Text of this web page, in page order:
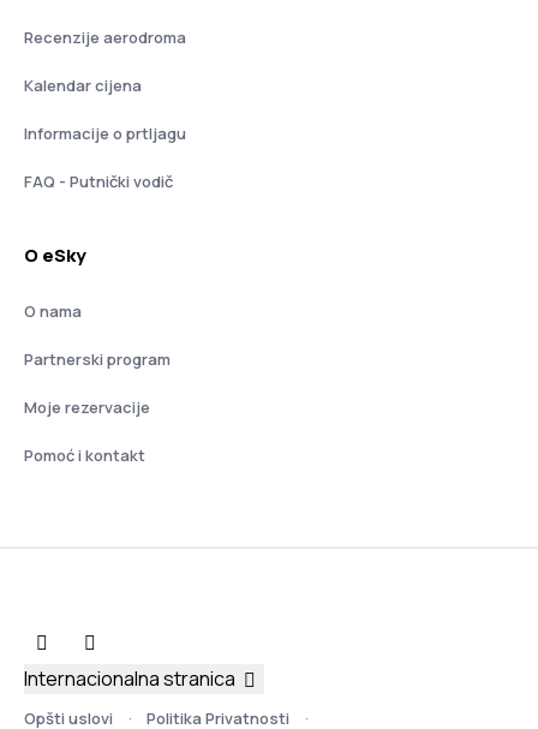
Recenzije aerodroma
Kalendar cijena
Informacije o prtljagu
FAQ - Putnički vodič
O eSky
O nama
Partnerski program
Moje rezervacije
Pomoć i kontakt
Opšti uslovi Politika Privatnosti
Internacionalna stranica